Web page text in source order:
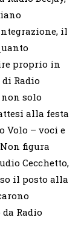
il
proprio in
Radio
non solo
alla festa
Volo – voci e
figura
Cecchetto,
il posto alla
Radio